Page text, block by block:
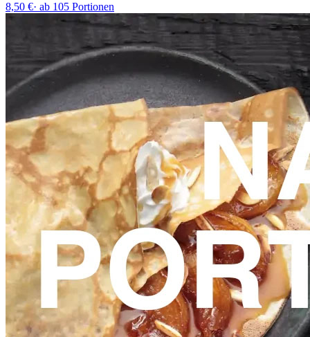
8,50 €· ab 105 Portionen